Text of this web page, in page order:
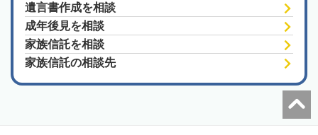
遺言書作成を相談
成年後見を相談
家族信託を相談
家族信託の相談先